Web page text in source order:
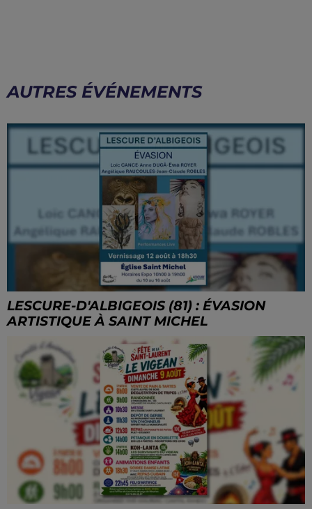
AUTRES ÉVÉNEMENTS
LESCURE-D'ALBIGEOIS (81) : ÉVASION
ARTISTIQUE À SAINT MICHEL